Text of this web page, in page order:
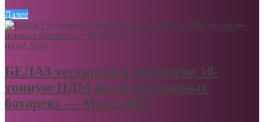
Далее
03.07.2026
БЕЛАЗ тестирует в Могилеве 10-
тонную ПДМ на литий-ионных
батареях — МоАЗ-4057